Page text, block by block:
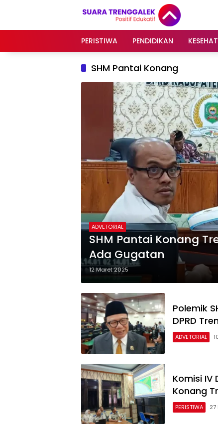
PERISTIWA
PENDIDIKAN
SHM Pantai Konang
ADVETORIAL
SHM Pantai Konang
Ada Gugatan
12 Maret 2025
Polemik
DPRD
ADVETORIAL
Komisi IV
Konang
PERISTIWA 27